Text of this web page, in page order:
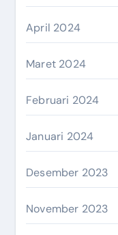
April 2024
Maret 2024
Februari 2024
Januari 2024
Desember 2023
November 2023